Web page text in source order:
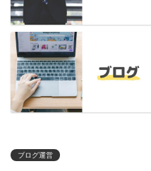
ブログ運営